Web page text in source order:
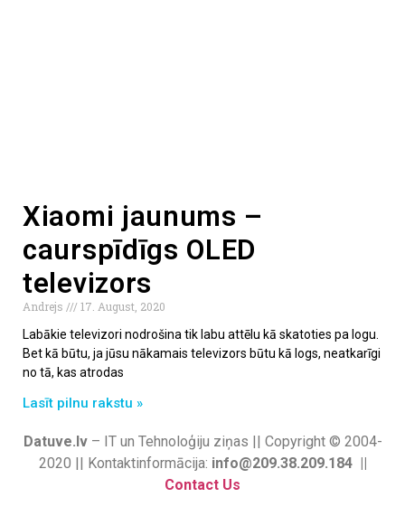
Xiaomi jaunums –
caurspīdīgs OLED
televizors
Andrejs
17. August, 2020
Labākie televizori nodrošina tik labu attēlu kā skatoties pa logu.
Bet kā būtu, ja jūsu nākamais televizors būtu kā logs, neatkarīgi
no tā, kas atrodas
Lasīt pilnu rakstu »
Datuve.lv– IT un Tehnoloģiju ziņas || Copyright © 2004-
2020 || Kontaktinformācija: info@209.38.209.184 ||
Contact Us